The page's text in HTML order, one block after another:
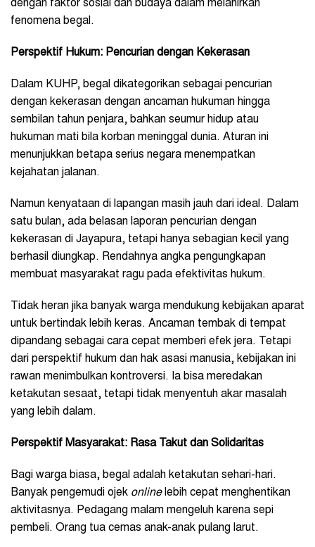
dengan faktor sosial dan budaya dalam melahirkan
fenomena begal.
Perspektif Hukum: Pencurian dengan Kekerasan
Dalam KUHP, begal dikategorikan sebagai pencurian
dengan kekerasan dengan ancaman hukuman hingga
sembilan tahun penjara, bahkan seumur hidup atau
hukuman mati bila korban meninggal dunia. Aturan ini
menunjukkan betapa serius negara menempatkan
kejahatan jalanan.
Namun kenyataan di lapangan masih jauh dari ideal. Dalam
satu bulan, ada belasan laporan pencurian dengan
kekerasan di Jayapura, tetapi hanya sebagian kecil yang
berhasil diungkap. Rendahnya angka pengungkapan
membuat masyarakat ragu pada efektivitas hukum.
Tidak heran jika banyak warga mendukung kebijakan aparat
untuk bertindak lebih keras. Ancaman tembak di tempat
dipandang sebagai cara cepat memberi efek jera. Tetapi
dari perspektif hukum dan hak asasi manusia, kebijakan ini
rawan menimbulkan kontroversi. Ia bisa meredakan
ketakutan sesaat, tetapi tidak menyentuh akar masalah
yang lebih dalam.
Perspektif Masyarakat: Rasa Takut dan Solidaritas
Bagi warga biasa, begal adalah ketakutan sehari-hari.
Banyak pengemudi ojek onlinelebih cepat menghentikan
aktivitasnya. Pedagang malam mengeluh karena sepi
pembeli. Orang tua cemas anak-anak pulang larut.